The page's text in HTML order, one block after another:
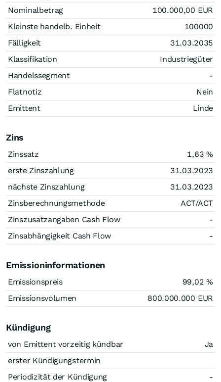
Nominalbetrag
100.000,00 EUR
Kleinste handelb. Einheit
100000
Fälligkeit
31.03.2035
Klassifikation
Industriegüter
Handelssegment
-
Flatnotiz
Nein
Emittent
Linde
Zins
Zinssatz 1,63 %
erste Zinszahlung
31.03.2023
nächste Zinszahlung
31.03.2023
Zinsberechnungsmethode
ACT/ACT
Zinszusatzangaben Cash Flow
-
Zinsabhängigkeit Cash Flow
-
Emissioninformationen
Emissionspreis 99,02 %
Emissionsvolumen
800.000.000 EUR
Kündigung
von Emittent vorzeitig kündbar
Ja
erster Kündigungstermin
Periodizität der Kündigung
-